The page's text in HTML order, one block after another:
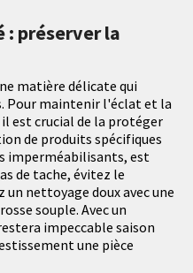
préserver la
matière délicate qui
Pour maintenir l'éclat et la
est crucial de la protéger
de produits spécifiques
imperméabilisants, est
de tache, évitez le
nettoyage doux avec une
souple. Avec un
impeccable saison
une pièce